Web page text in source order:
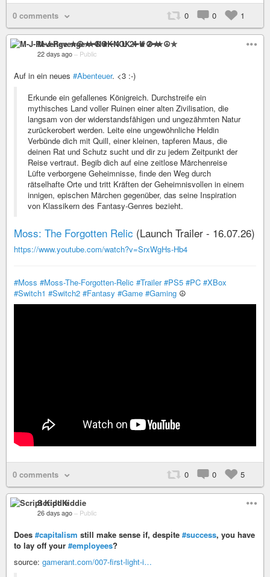
0 comments 0 0 1
M-J-Revenge ✮☮★━NOK 4 U 2━★☮✮
22 days ago – Public
Auf in ein neues #Abenteuer. <3 :-)
Erkunde ein gefallenes Königreich. Durchstreife ein
mythisches Land voller Ruinen einer alten Zivilisation, die
langsam von der widerstandsfähigen und ungezähmten Natur
zurückerobert werden. Leite eine ungewöhnliche Heldin
Verbünde dich mit Quill, einer kleinen, tapferen Maus, die
deinen Rat und Schutz sucht und dir zu jedem Zeitpunkt der
Reise vertraut. Begib dich auf eine zeitlose Märchenreise
Lüfte verborgene Geheimnisse, finde den Weg durch
rätselhafte Orte und tritt Kräften der Geheimnisvollen in einem
innigen, epischen Märchen gegenüber, das seine Inspiration
von Klassikern des Fantasy-Genres bezieht.
Moss: The Forgotten Relic (Launch Trailer - 16.07.26)
https://www.youtube.com/watch?v=SrxWgHs-Hb4
#Moss #Moss-The-Forgotten-Relic #Trailer #PS5 #PC #XBox
#Switch1 #Switch2 #Fantasy #Game #Gaming ☮️
0 comments 0 0 5
Script Kiddie
26 days ago – Public
Does #capitalism still make sense if, despite #success, you have
to lay off your #employees?
source: gamerant.com/007-first-light-i…